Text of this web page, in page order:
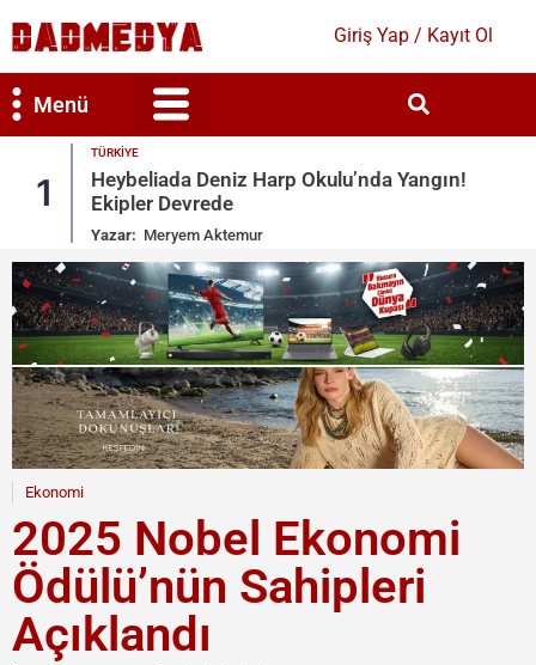
Giriş Yap / Kayıt Ol
Menü
1
TÜRKIYE
Heybeliada Deniz Harp Okulu’nda Yangın!
Ekipler Devrede
Yazar: Meryem Aktemur
Ekonomi
2025 Nobel Ekonomi
Ödülü’nün Sahipleri
Açıklandı